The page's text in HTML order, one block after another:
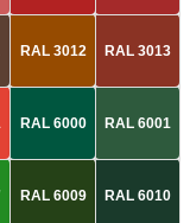
RAL 3012 RAL 3013
RAL 6000 RAL 6001
RAL 6009 RAL 6010